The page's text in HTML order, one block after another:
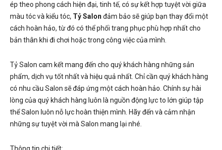
ép theo phong cách hiện đại, tinh tế, có sự kết hợp tuyệt vời giữa
màu tóc và kiểu tóc, Tỷ Salon đảm bảo sẽ giúp bạn thay đổi một
cách hoàn hảo, từ đó có thể phối trang phục phù hợp nhất cho
bản thân khi đi chơi hoặc trong công việc của mình.
Tỷ Salon cam kết mang đến cho quý khách hàng những sản
phẩm, dịch vụ tốt nhất và hiệu quả nhất. Chỉ cần quý khách hàng
có nhu cầu Salon sẽ đáp ứng một cách hoàn hảo. Chính sự hài
lòng của quý khách hàng luôn là nguồn động lực to lớn giúp tập
thể Salon luôn nỗ lực hoàn thiện mình. Hãy đến và cảm nhận
những sự tuyệt vời mà Salon mang lại nhé.